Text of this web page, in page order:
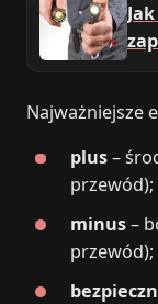
Najważniejsze
plus–
przewód);
minus–
przewód);